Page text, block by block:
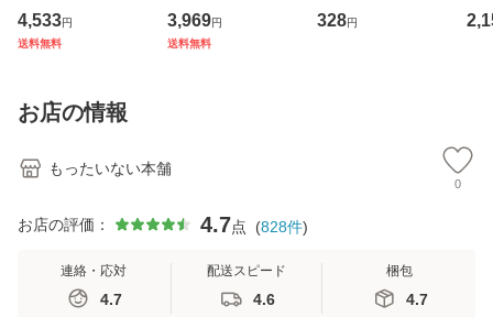
ンバー / フェア・
ウォーニング / [C
4,533円
送料無料
専門職の看護マネ
ジメントスキル 改
3,969円
送料無料
理小説 (光文社文
庫) / 島田荘司 / 光
328円
【
料
お店の情報
もったいない本舗
0
お店の評価： 4.7点 (828件)
連絡・応対
4.7
配送スピード
4.6
梱包
4.7